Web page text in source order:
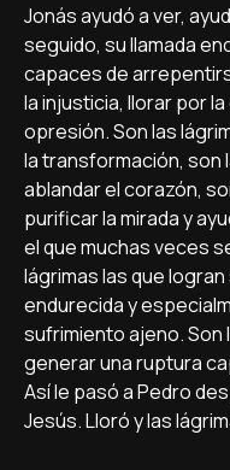
Jonás ayudó a ver,
seguido, su llamada
capaces de
la injusticia, llorar por
opresión. Son las
la transformación, son
ablandar el corazón,
purificar la mirada y
el que muchas veces
lágrimas las que
endurecida y
sufrimiento ajeno. Son
generar una ruptura
Así­ le pasó a Pedro
Jesús. Lloró y las